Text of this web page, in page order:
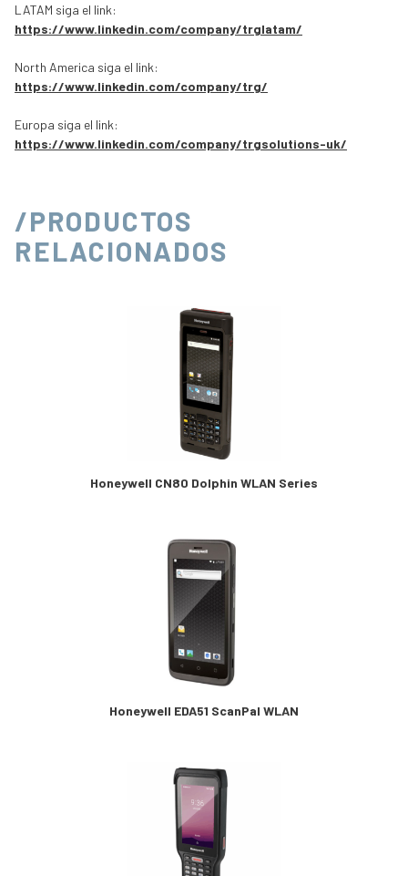
LATAM siga el link:
https://www.linkedin.com/company/trglatam/
North America siga el link:
https://www.linkedin.com/company/trg/
Europa siga el link:
https://www.linkedin.com/company/trgsolutions-uk/
/PRODUCTOS
RELACIONADOS
Honeywell CN80 Dolphin WLAN Series
Honeywell EDA51 ScanPal WLAN